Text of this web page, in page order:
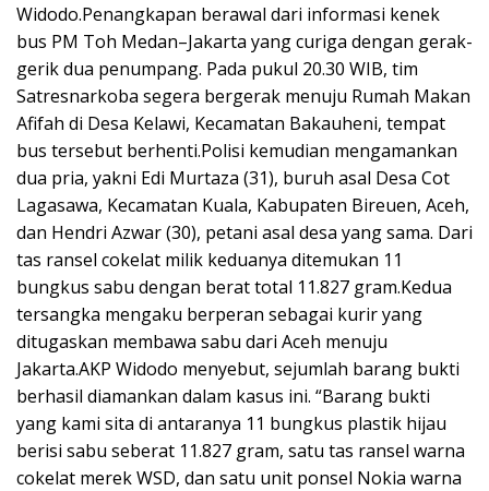
Widodo.Penangkapan berawal dari informasi kenek
bus PM Toh Medan–Jakarta yang curiga dengan gerak-
gerik dua penumpang. Pada pukul 20.30 WIB, tim
Satresnarkoba segera bergerak menuju Rumah Makan
Afifah di Desa Kelawi, Kecamatan Bakauheni, tempat
bus tersebut berhenti.Polisi kemudian mengamankan
dua pria, yakni Edi Murtaza (31), buruh asal Desa Cot
Lagasawa, Kecamatan Kuala, Kabupaten Bireuen, Aceh,
dan Hendri Azwar (30), petani asal desa yang sama. Dari
tas ransel cokelat milik keduanya ditemukan 11
bungkus sabu dengan berat total 11.827 gram.Kedua
tersangka mengaku berperan sebagai kurir yang
ditugaskan membawa sabu dari Aceh menuju
Jakarta.AKP Widodo menyebut, sejumlah barang bukti
berhasil diamankan dalam kasus ini. “Barang bukti
yang kami sita di antaranya 11 bungkus plastik hijau
berisi sabu seberat 11.827 gram, satu tas ransel warna
cokelat merek WSD, dan satu unit ponsel Nokia warna